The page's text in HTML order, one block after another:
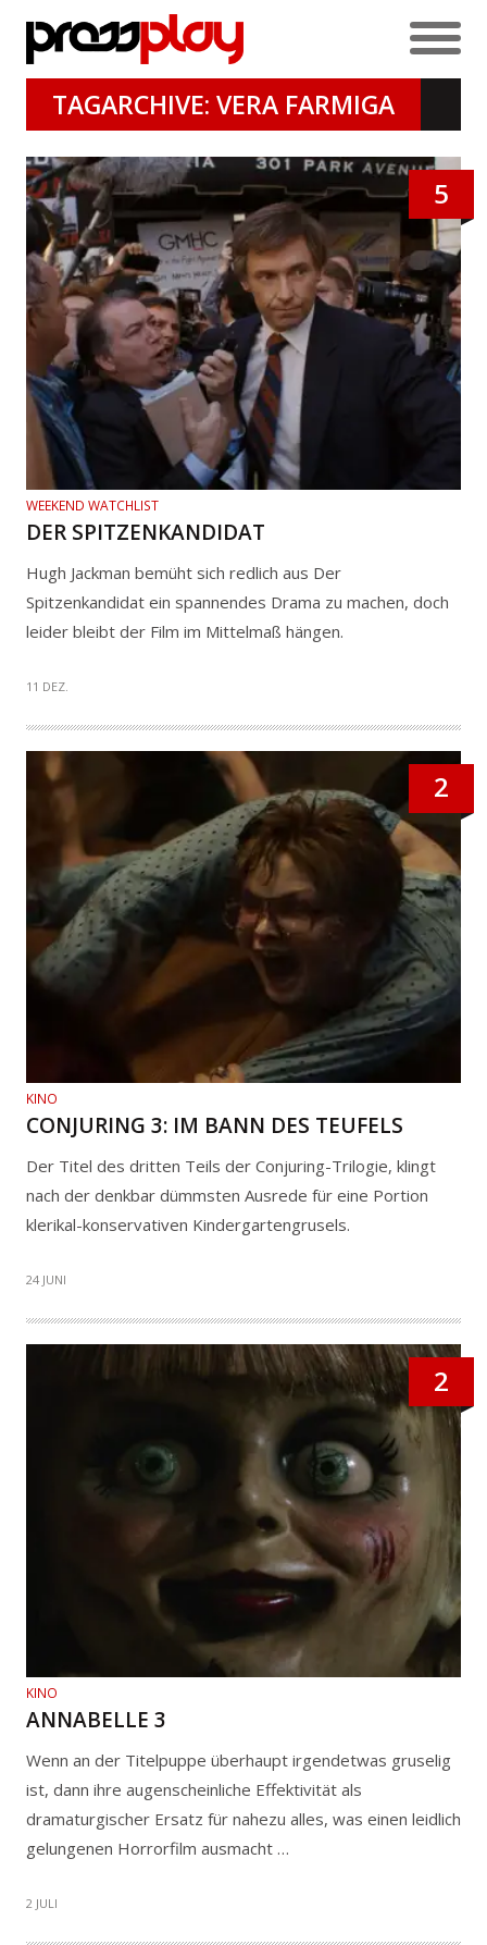
TAGARCHIVE: VERA FARMIGA
5
WEEKEND WATCHLIST
DER SPITZENKANDIDAT
Hugh Jackman bemüht sich redlich aus Der
Spitzenkandidat ein spannendes Drama zu machen, doch
leider bleibt der Film im Mittelmaß hängen.
11 DEZ.
2
KINO
CONJURING 3: IM BANN DES TEUFELS
Der Titel des dritten Teils der Conjuring-Trilogie, klingt
nach der denkbar dümmsten Ausrede für eine Portion
klerikal-konservativen Kindergartengrusels.
24 JUNI
2
KINO
ANNABELLE 3
Wenn an der Titelpuppe überhaupt irgendetwas gruselig
ist, dann ihre augenscheinliche Effektivität als
dramaturgischer Ersatz für nahezu alles, was einen leidlich
gelungenen Horrorfilm ausmacht …
2 JULI